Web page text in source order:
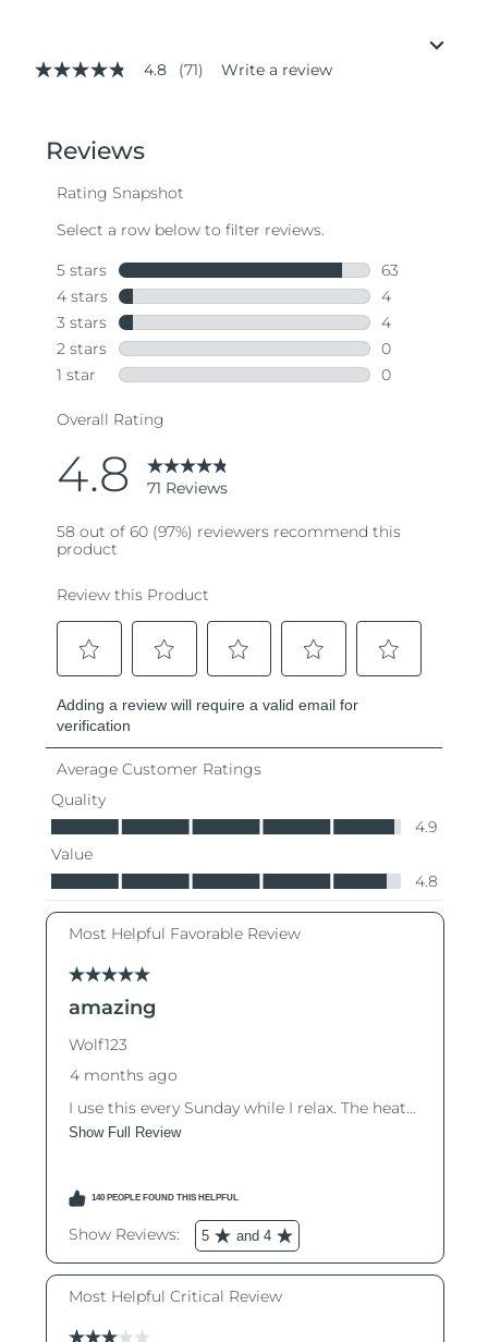
4.8
stars,
average
value.
Same
page
link.
4.8 (71) Write a review